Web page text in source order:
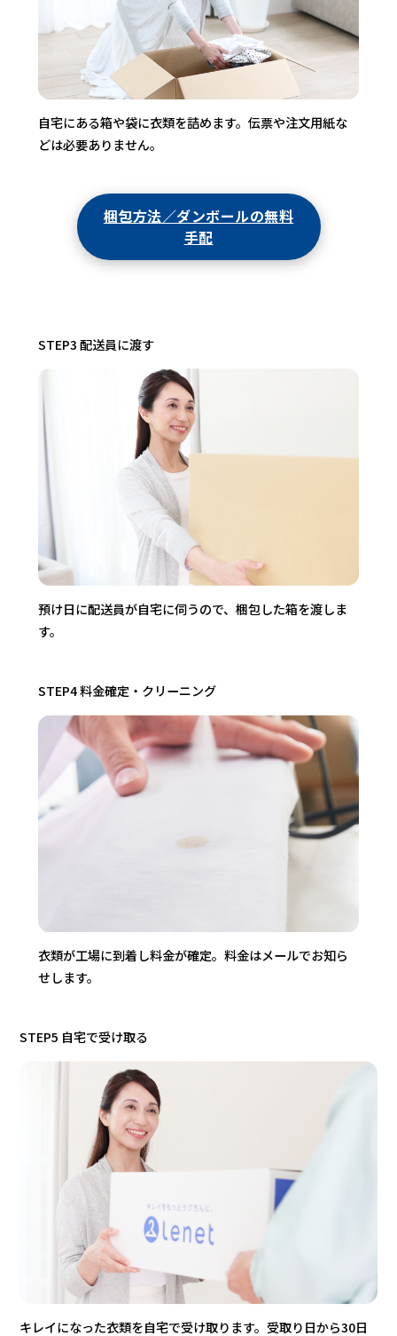
自宅にある箱や袋に衣類を詰めます。伝票や注文用紙な
どは必要ありません。
梱包方法／ダンボールの無料
手配
STEP3 配送員に渡す
預け日に配送員が自宅に伺うので、梱包した箱を渡しま
す。
STEP4 料金確定・クリーニング
衣類が工場に到着し料金が確定。料金はメールでお知ら
せします。
STEP5 自宅で受け取る
キレイになった衣類を自宅で受け取ります。受取り日から30日